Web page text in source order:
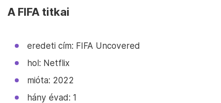
A FIFA titkai
eredeti cím: FIFA Uncovered
hol: Netflix
mióta: 2022
hány évad: 1